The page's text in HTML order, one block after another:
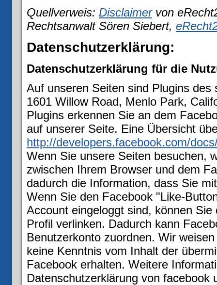
Quellverweis: Disclaimervon
Rechtsanwalt Sören Siebert,
Datenschutzerklärung:
Datenschutzerklärung für die
Auf unseren Seiten sind Plugins
1601 Willow Road, Menlo Park,
Plugins erkennen Sie an dem
auf unserer Seite. Eine Übersicht
http://developers.facebook.com/
Wenn Sie unsere Seiten besuchen,
zwischen Ihrem Browser und dem
dadurch die Information, dass Sie
Wenn Sie den Facebook "Like-
Account eingeloggt sind, können
Profil verlinken. Dadurch kann
Benutzerkonto zuordnen. Wir
keine Kenntnis vom Inhalt der
Facebook erhalten. Weitere
Datenschutzerklärung von facebook